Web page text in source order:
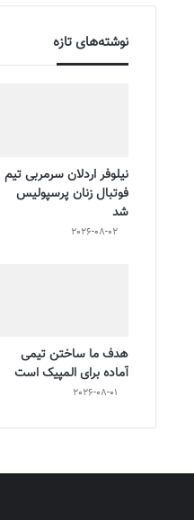
نوشته‌های تازه
نیلوفر اردلان سرمربی تیم
فوتبال زنان پرسپولیس
شد
2026-08-02
هدف ما ساختن تیمی
آماده برای المپیک است
2026-08-01